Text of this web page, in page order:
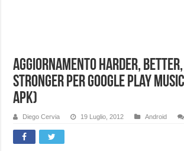
Aggiornamento Harder,
stronger per Google Play
Apk)
Diego Cervia 19 Luglio, 2012 Android